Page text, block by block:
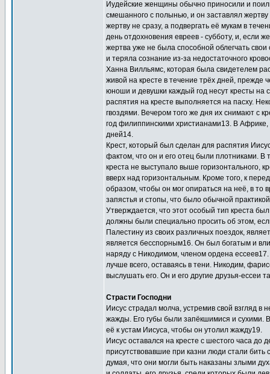
Иудейские женщины обычно приносили и
смешанного с полынью, и он заставлял
жертву не сразу, а подвергать её мукам в
день отдохновения евреев - субботу, и, если
жертва уже не была способной облегчать
и теряла сознание из-за недостаточного
Ханна Вилльямс, которая была свидетелем
живой на кресте в течение трёх дней,
юноши и девушки каждый год несут кресты на
распятия на кресте выполняется на пасху.
гвоздями. Вечером того же дня их снимают с
год филиппинскими христианами13. В
дней14.
Крест, который был сделан для распятия
фактом, что он и его отец были плотниками. В
креста не выступало выше горизонтального,
вверх над горизонтальным. Кроме того, к
образом, чтобы он мог опираться на неё, в то
запястья и стопы, что было обычной
Утверждается, что этот особый тип креста
должны были специально просить об этом,
Палестину из своих различных поездок,
является бесспорным16. Он был богатым и
наряду с Никодимом, членом ордена
лучше всего, оставаясь в тени. Никодим,
выслушать его. Он и его другие друзья-ессеи
Страсти Господни
Иисус страдал молча, устремив свой взгляд
жажды. Его губы были запёкшимися и сухими.
её к устам Иисуса, чтобы он утолил жажду19.
Иисус оставался на кресте с шестого часа до
присутствовавшие при казни люди стали
думая, что они могли быть наказаны злыми